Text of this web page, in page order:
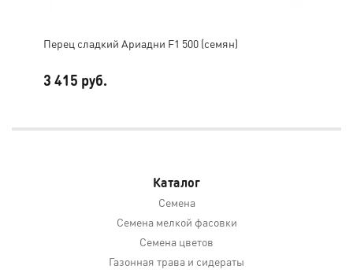
Перец сладкий Ариадни F1 500 (семян)
3 415 руб.
Каталог
Семена
Семена мелкой фасовки
Семена цветов
Газонная трава и сидераты